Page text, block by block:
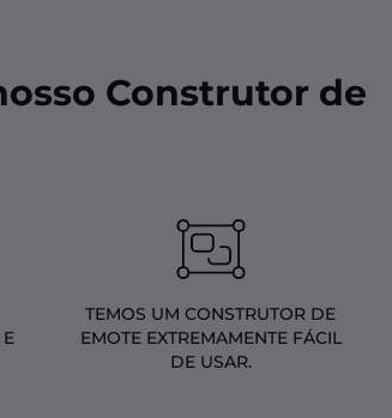
Construtor de
TEMOS UM CONSTRUTOR DE
EMOTE EXTREMAMENTE FÁCIL
DE USAR.